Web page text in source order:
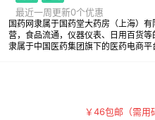
最近一周更新0个优惠
国药网隶属于国药堂大药房（上海）
营，食品流通，仪器仪表、日用百货
隶属于中国医药集团旗下的医药电商
￥46包邮（需用